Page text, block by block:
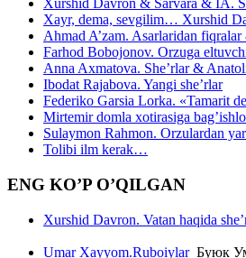
Xurshid Davron & Sarvara & IA.
Xayr, dema, sevgilim… Xurshid
Ahmad A’zam. Asarlaridan
Farhod Bobojonov. Orzuga
Anna Axmatova. She’rlar &
Ibodat Rajabova. Yangi she’rlar
Federiko Garsia Lorka. «Tamarit
Mirtemir domla xotirasiga
Sulaymon Rahmon. Orzulardan
Tolibi ilm kerak…
ENG KO’P O’QILGAN
Xurshid Davron. Vatan haqida
Umar Xayyom.RuboiylarБуюк